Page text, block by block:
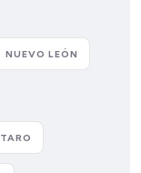
NUEVO LEÓN